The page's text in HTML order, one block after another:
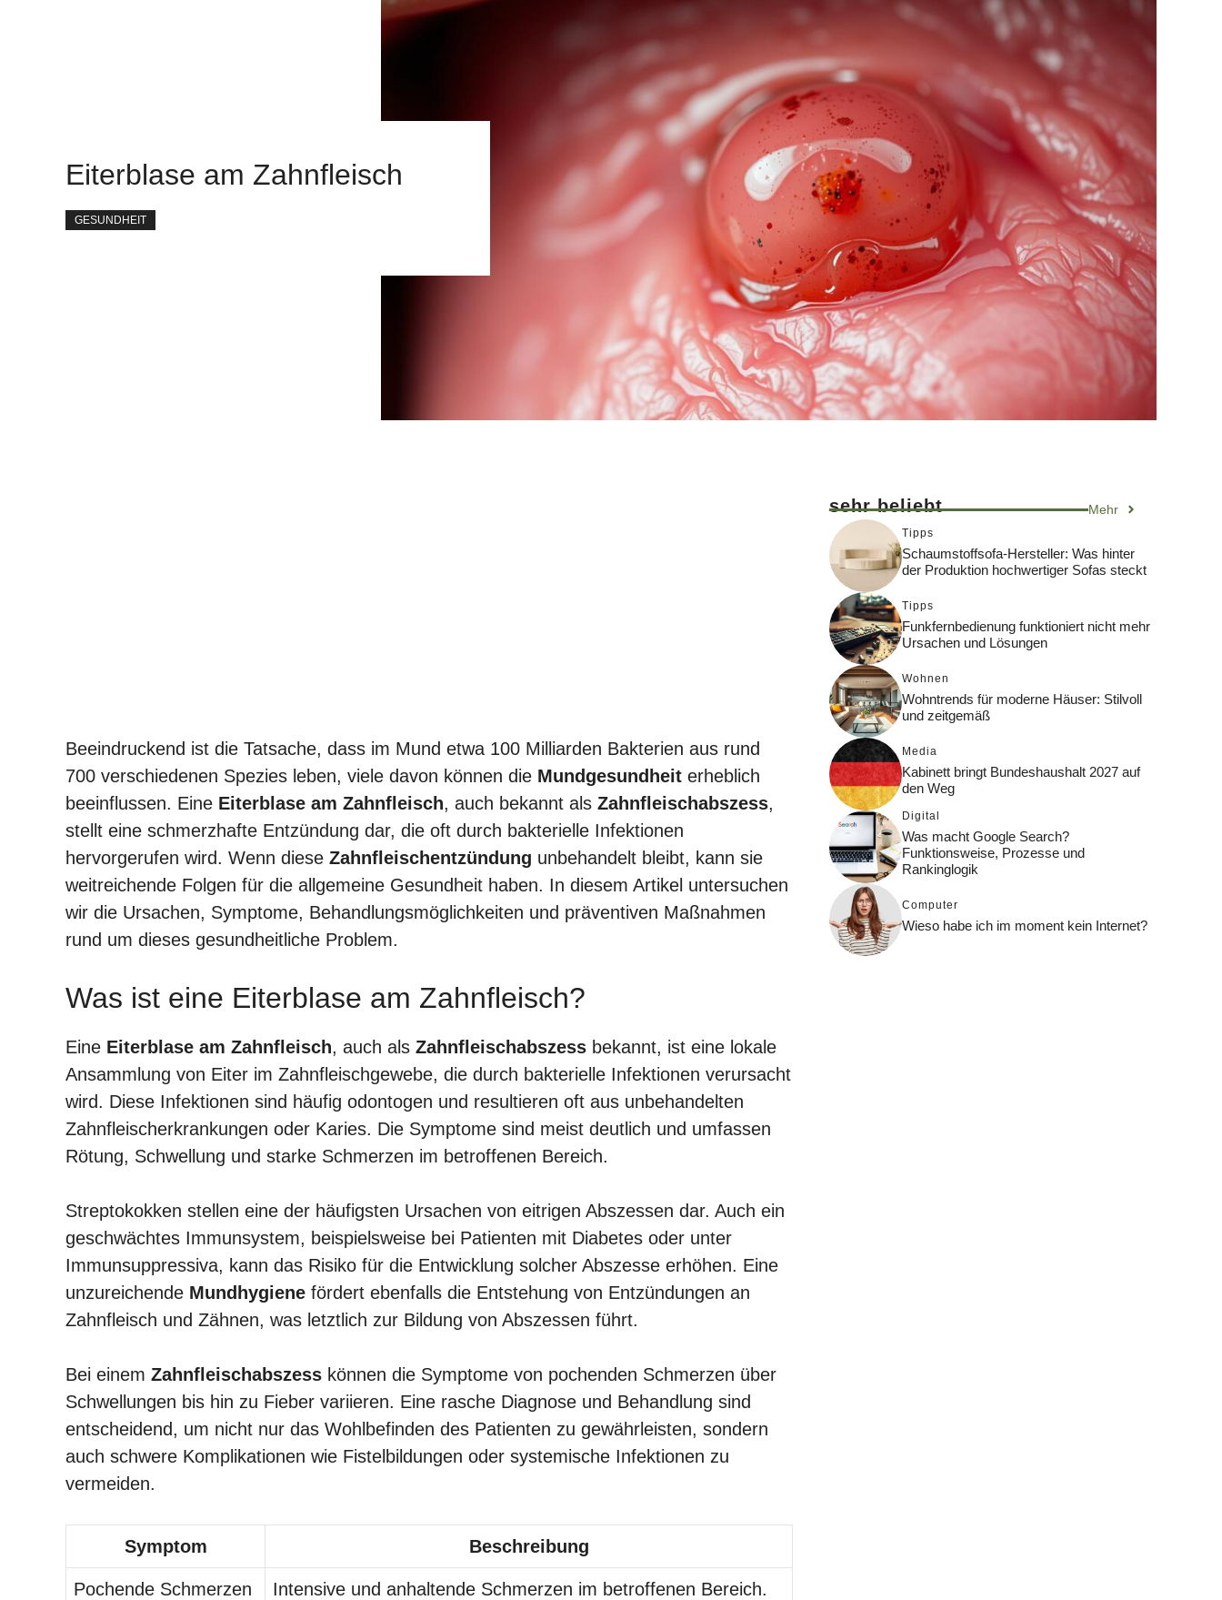
Eiterblase am Zahnfleisch
GESUNDHEIT
Beeindruckend ist die Tatsache, dass im Mund etwa 100 Milliarden Bakterien aus rund
700 verschiedenen Spezies leben, viele davon können die Mundgesundheit erheblich
beeinflussen. Eine Eiterblase am Zahnfleisch, auch bekannt als Zahnfleischabszess,
stellt eine schmerzhafte Entzündung dar, die oft durch bakterielle Infektionen
hervorgerufen wird. Wenn diese Zahnfleischentzündung unbehandelt bleibt, kann sie
weitreichende Folgen für die allgemeine Gesundheit haben. In diesem Artikel untersuchen
wir die Ursachen, Symptome, Behandlungsmöglichkeiten und präventiven Maßnahmen
rund um dieses gesundheitliche Problem.
Was ist eine Eiterblase am Zahnfleisch?
Eine Eiterblase am Zahnfleisch, auch als Zahnfleischabszess bekannt, ist eine lokale
Ansammlung von Eiter im Zahnfleischgewebe, die durch bakterielle Infektionen verursacht
wird. Diese Infektionen sind häufig odontogen und resultieren oft aus unbehandelten
Zahnfleischerkrankungen oder Karies. Die Symptome sind meist deutlich und umfassen
Rötung, Schwellung und starke Schmerzen im betroffenen Bereich.
Streptokokken stellen eine der häufigsten Ursachen von eitrigen Abszessen dar. Auch ein
geschwächtes Immunsystem, beispielsweise bei Patienten mit Diabetes oder unter
Immunsuppressiva, kann das Risiko für die Entwicklung solcher Abszesse erhöhen. Eine
unzureichende Mundhygiene fördert ebenfalls die Entstehung von Entzündungen an
Zahnfleisch und Zähnen, was letztlich zur Bildung von Abszessen führt.
Bei einem Zahnfleischabszess können die Symptome von pochenden Schmerzen über
Schwellungen bis hin zu Fieber variieren. Eine rasche Diagnose und Behandlung sind
entscheidend, um nicht nur das Wohlbefinden des Patienten zu gewährleisten, sondern
auch schwere Komplikationen wie Fistelbildungen oder systemische Infektionen zu
vermeiden.
Symptom Beschreibung
Pochende Schmerzen Intensive und anhaltende Schmerzen im betroffenen Bereich.
sehr beliebt Mehr
Tipps
Schaumstoffsofa-Hersteller: Was hinter
der Produktion hochwertiger Sofas steckt
Tipps
Funkfernbedienung funktioniert nicht mehr
Ursachen und Lösungen
Wohnen
Wohntrends für moderne Häuser: Stilvoll
und zeitgemäß
Media
Kabinett bringt Bundeshaushalt 2027 auf
den Weg
Digital
Was macht Google Search?
Funktionsweise, Prozesse und
Rankinglogik
Computer
Wieso habe ich im moment kein Internet?